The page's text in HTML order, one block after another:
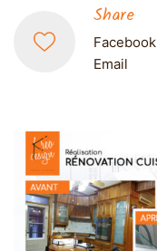
Share
Facebook
Email